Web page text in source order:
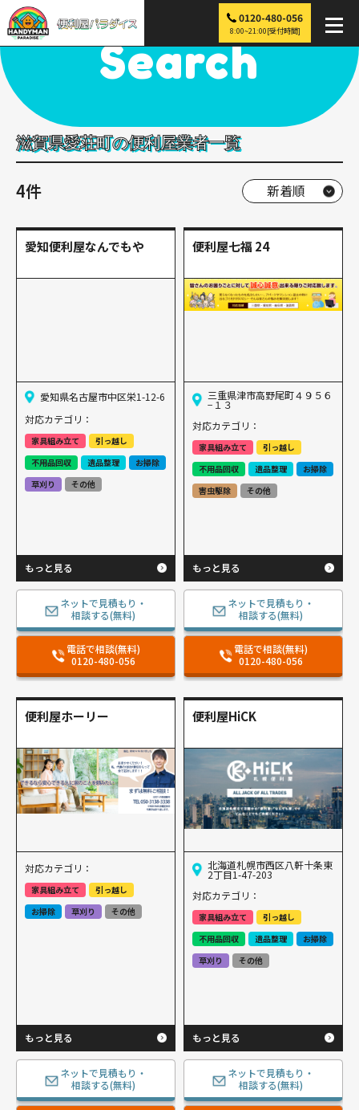
0120-480-056
8:00~21:00[受付時間]
便利屋パラダイス > 探す > 愛荘町
Search
滋賀県愛荘町の便利屋業者一覧
4件
愛知便利屋なんでもや
愛知県名古屋市中区栄1-12-6
対応カテゴリ：
家具組み立て
引っ越し
不用品回収
遺品整理
お掃除
草刈り
その他
もっと見る
ネットで見積もり・
相談する(無料)
電話で相談(無料)
0120-480-056
便利屋七福 24
三重県津市高野尾町４９５６
−１３
対応カテゴリ：
家具組み立て
引っ越し
不用品回収
遺品整理
お掃除
害虫駆除
その他
もっと見る
ネットで見積もり・
相談する(無料)
電話で相談(無料)
0120-480-056
便利屋ホーリー
対応カテゴリ：
家具組み立て
引っ越し
お掃除
草刈り その他
もっと見る
ネットで見積もり・
相談する(無料)
便利屋HiCK
北海道札幌市西区八軒十条東
2丁目1-47-203
対応カテゴリ：
家具組み立て
引っ越し
不用品回収
遺品整理
お掃除
草刈り
その他
もっと見る
ネットで見積もり・
相談する(無料)